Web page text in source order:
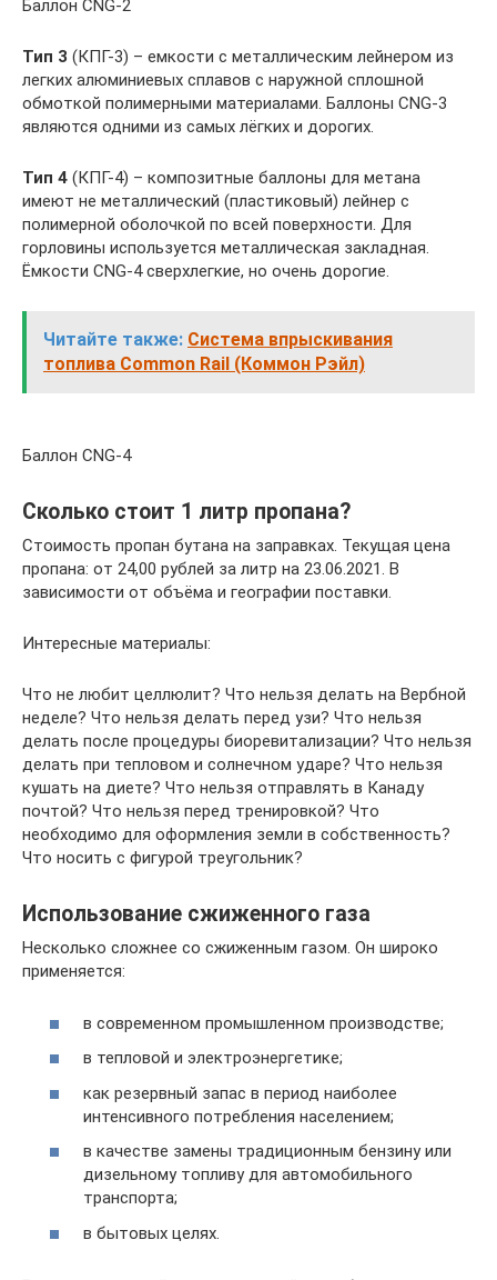
Баллон CNG-2
Тип 3 (КПГ-3) – емкости с металлическим лейнером из
легких алюминиевых сплавов с наружной сплошной
обмоткой полимерными материалами. Баллоны CNG-3
являются одними из самых лёгких и дорогих.
Тип 4 (КПГ-4) – композитные баллоны для метана
имеют не металлический (пластиковый) лейнер с
полимерной оболочкой по всей поверхности. Для
горловины используется металлическая закладная.
Ёмкости CNG-4 сверхлегкие, но очень дорогие.
Читайте также: Система впрыскивания
топлива Common Rail (Коммон Рэйл)
Баллон CNG-4
Сколько стоит 1 литр пропана?
Стоимость пропан бутана на заправках. Текущая цена
пропана: от 24,00 рублей за литр на 23.06.2021. В
зависимости от объёма и географии поставки.
Интересные материалы:
Что не любит целлюлит? Что нельзя делать на Вербной
неделе? Что нельзя делать перед узи? Что нельзя
делать после процедуры биоревитализации? Что нельзя
делать при тепловом и солнечном ударе? Что нельзя
кушать на диете? Что нельзя отправлять в Канаду
почтой? Что нельзя перед тренировкой? Что
необходимо для оформления земли в собственность?
Что носить с фигурой треугольник?
Использование сжиженного газа
Несколько сложнее со сжиженным газом. Он широко
применяется:
в современном промышленном производстве;
в тепловой и электроэнергетике;
как резервный запас в период наиболее
интенсивного потребления населением;
в качестве замены традиционным бензину или
дизельному топливу для автомобильного
транспорта;
в бытовых целях.